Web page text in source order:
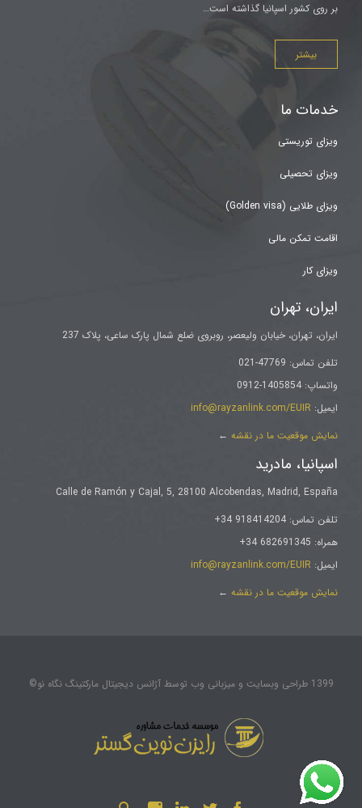
بر روی کشور اسپانیا گذاشته است…
بیشتر
خدمات ما
ویزای توریستی
ویزای تحصیلی
ویزای طلایی (Golden visa)
اقامت تمکن مالی
ویزای کار
ایران، تهران
ایران، تهران، خیابان ولیعصر، روبروی ضلع شمال پارک ساعی، پلاک 237
تلفن تماس: 47769-021
واتساپ: 1405854-0912
ایمیل: info@rayzanlink.com/EUIR
نمایش موقعیت ما در نقشه ←
اسپانیا، مادرید
Calle de Ramón y Cajal, 5, 28100 Alcobendas, Madrid, España
تلفن تماس: 918414204 34+
همراه: 682691345 34+
ایمیل: info@rayzanlink.com/EUIR
نمایش موقعیت ما در نقشه ←
1399 طراحی وبسایت و میزبانی وب توسط آژانس دیجیتال مارکتینگ نگاه نو©